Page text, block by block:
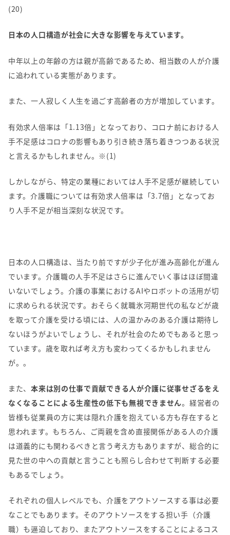
(20)
日本の人口構造が社会に大きな影響を与えています。
中年以上の年齢の方は親が高齢であるため、相当数の人が介護
に追われている実態があります。
また、一人寂しく人生を過ごす高齢者の方が増加しています。
有効求人倍率は「1.13倍」となっており、コロナ前における人
手不足感はコロナの影響もあり引き続き落ち着きつつある状況
と言えるかもしれません。※(1)
しかしながら、特定の業種においては人手不足感が継続してい
ます。介護職については有効求人倍率は「3.7倍」となってお
り人手不足が相当深刻な状況です。
日本の人口構造は、当たり前ですが少子化が進み高齢化が進ん
でいます。介護職の人手不足はさらに進んでいく事はほぼ間違
いないでしょう。介護の事業におけるAIやロボットの活用が切
に求められる状況です。おそらく就職氷河期世代の私などが歳
を取って介護を受ける頃には、人の温かみのある介護は期待し
ないほうがよいでしょうし、それが社会のためでもあると思っ
ています。歳を取れば考え方も変わってくるかもしれません
が。。
また、本来は別の仕事で貢献できる人が介護に従事せざるをえ
なくなることによる生産性の低下も無視できません。経営者の
皆様も従業員の方に実は隠れ介護を抱えている方も存在すると
思われます。もちろん、ご両親を含め直接関係がある人の介護
は道義的にも関わるべきと言う考え方もありますが、総合的に
見た世の中への貢献と言うことも照らし合わせて判断する必要
もあるでしょう。
それぞれの個人レベルでも、介護をアウトソースする事は必要
なことでもあります。そのアウトソースをする担い手（介護
職）も逼迫しており、またアウトソースをすることによるコス